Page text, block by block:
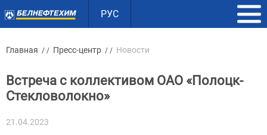
РУС
Главная / / Пресс-центр / / Новости
Встреча с коллективом ОАО «Полоцк-
Стекловолокно»
21.04.2023